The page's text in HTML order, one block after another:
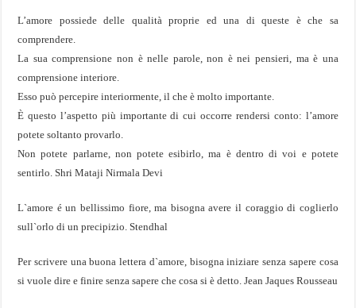
L’amore possiede delle qualità proprie ed una di queste è che sa
comprendere.
La sua comprensione non è nelle parole, non è nei pensieri, ma è una
comprensione interiore.
Esso può percepire interiormente, il che è molto importante.
È questo l’aspetto più importante di cui occorre rendersi conto: l’amore
potete soltanto provarlo.
Non potete parlarne, non potete esibirlo, ma è dentro di voi e potete
sentirlo. Shri Mataji Nirmala Devi
L`amore é un bellissimo fiore, ma bisogna avere il coraggio di coglierlo
sull`orlo di un precipizio. Stendhal
Per scrivere una buona lettera d`amore, bisogna iniziare senza sapere cosa
si vuole dire e finire senza sapere che cosa si è detto. Jean Jaques Rousseau